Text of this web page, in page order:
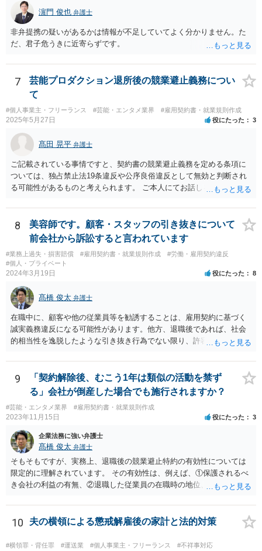
越的地位の濫⽤に関して，不当に不利益を与えるか否かは，課される
義務等の内容や期間が⽬的に照らして過⼤であるか，与える不利益の
程度，代償措置の有無やその⽔準，あらかじめ⼗分な協議が⾏われた
か等を考慮の上，個別具体的に判断される」という指摘もなされてい
るので、ご事案に応じ、挙げられている事情を具体的に検討して行く
必要があります。 なお、退所等で事務所側と揉めるようであれば、弁
護士に直接相談・依頼し、事務所側と交渉にあたってもらう方法もあ
るかと思います。 （参考）「⼈材分野における公正取引委員会の取
組」（令和元年９月２５日 公正取引委員会）６頁 https://www.jftc.g
o.jp/houdou/kouenkai/190925kondan_file/siryou2.pdf
濵門 俊也 弁護士
非弁提携の疑いがあるかは情報が不足していてよく分かりません。た
だ、君子危うきに近寄らずです。
7
芸能プロダクション退所後の競業避止義務につい
て
#個人事業主・フリーランス #芸能・エンタメ業界 #雇用契約書・就業規則作成
2025年5月27日 役にたった 3
髙田 晃平 弁護士
ご記載されている事情ですと、契約書の競業避止義務を定める条項に
ついては、独占禁止法19条違反や公序良俗違反として無効と判断され
る可能性があるものと考えられます。 ご本人にてお話しを進められる
で、弁護士を通じて交渉することも選択肢として取り得るかと思われ
ます。
8
美容師です。顧客・スタッフの引き抜きについて
前会社から訴訟すると言われています
#業務上過失・損害賠償 #雇用契約書・就業規則作成
#労働・雇用契約違反
#個人・プライベート
2024年3月19日 役にたった 8
髙橋 俊太 弁護士
在職中に、顧客や他の従業員等を勧誘することは、雇用契約に基づく
誠実義務違反になる可能性があります。他方、退職後であれば、社会
的相当性を逸脱したような引き抜き行為でない限り、許容されると考
ですが、①【前の職場を退職する際、お客様に伝えたときに今後のこ
とを聞かれた方やこれからも私に担当してもらいたい、と言ってくだ
さる方にはSNS（インスタ・LINE等）を教えていて決まったら報告し
ますと伝えていました。】という点に関し、一応、在職中の行為と言
えそうなので、誠実義務違反との関係が問題になり得ると思われま
す。一方、②については特に問題にはならないように思われます。 な
お、一般的に、このような類型の訴訟における会社側の損害の立証は
必ずしも容易ではないので、【今後相談して訴訟の予定です】という
のはブラフである可能性もあるように思います。
9
「契約解除後、むこう1年は類似の活動を禁ず
る」会社が倒産した場合でも施行されますか？
#芸能・エンタメ業界 #雇用契約書・就業規則作成
2023年11月15日 役にたった 3
企業法務に強い弁護士
髙橋 俊太 弁護士
そもそもですが、実務上、退職後の競業避止特約の有効性については
限定的に理解されています。 その有効性は、例えば、①保護されるべ
き会社の利益の有無、②退職した従業員の在職時の地位、③地域的限
囲、⑥代償措置の有無といった判断要素によって検討されます。 いず
れにしても、書面を拝見するなど具体的な事情を詳しくお伺いする必
ては会社側の請求は認められにくいのではないかという印象です。
10 夫の横領による懲戒解雇後の家計と法的対策
#横領罪・背任罪 #運送業 #個人事業主・フリーランス
#不祥事対応